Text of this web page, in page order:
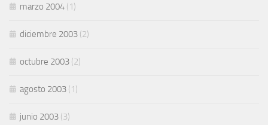
marzo 2004 (1)
diciembre 2003 (2)
octubre 2003 (2)
agosto 2003 (1)
junio 2003 (3)